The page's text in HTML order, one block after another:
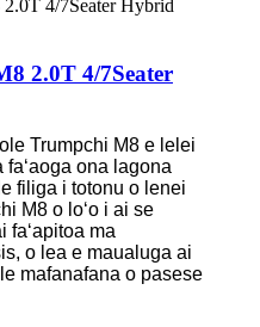
2.0T 4/7Seater
Trumpchi M8 e lelei
ona lagona
filiga i totonu o lenei
M8 o loʻo i ai se
faʻapitoa ma
o lea e maualuga ai
mafanafana o pasese